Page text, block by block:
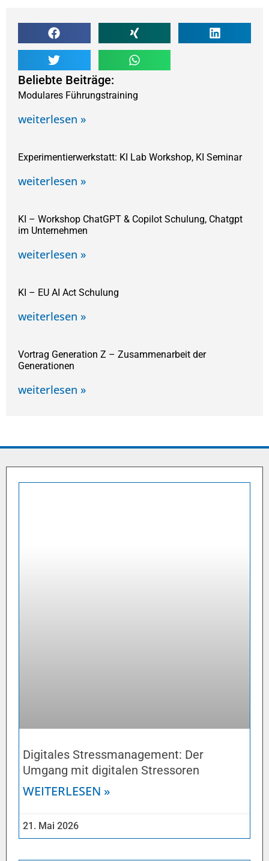
Beliebte Beiträge:
Modulares Führungstraining
weiterlesen »
Experimentierwerkstatt: KI Lab Workshop, KI Seminar
weiterlesen »
KI – Workshop ChatGPT & Copilot Schulung, Chatgpt
im Unternehmen
weiterlesen »
KI – EU AI Act Schulung
weiterlesen »
Vortrag Generation Z – Zusammenarbeit der
Generationen
weiterlesen »
Digitales Stressmanagement: Der
Umgang mit digitalen Stressoren
WEITERLESEN »
21. Mai 2026